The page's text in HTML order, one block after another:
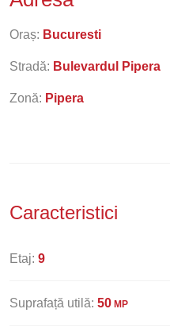
Oraș: Bucuresti
Stradă: Bulevardul Pipera
Zonă: Pipera
Caracteristici
Etaj: 9
Suprafață utilă: 50 MP